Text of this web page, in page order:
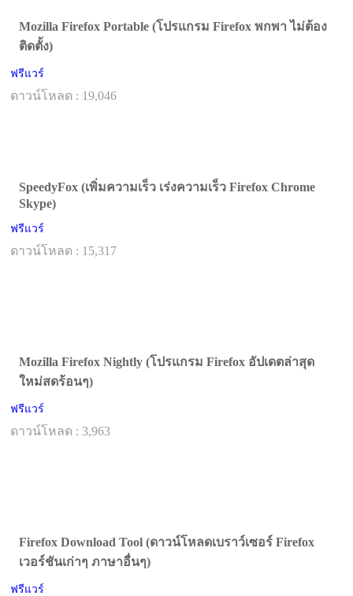
Mozilla Firefox Portable (โปรแกรม Firefox พกพา ไม่ต้อง
ติดตั้ง)
ฟรีแวร์
ดาวน์โหลด : 19,046
SpeedyFox (เพิ่มความเร็ว เร่งความเร็ว Firefox Chrome
Skype)
ฟรีแวร์
ดาวน์โหลด : 15,317
Mozilla Firefox Nightly (โปรแกรม Firefox อัปเดตล่าสุด
ใหม่สดร้อนๆ)
ฟรีแวร์
ดาวน์โหลด : 3,963
Firefox Download Tool (ดาวน์โหลดเบราว์เซอร์ Firefox
เวอร์ชันเก่าๆ ภาษาอื่นๆ)
ฟรีแวร์